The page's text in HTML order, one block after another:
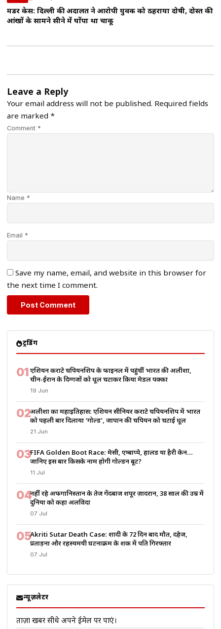
मर्डर केस: दिल्ली की अदालत ने आरोपी युवक को ठहराया दोषी, दोस्त की
आंखों के सामने सीने में घोंपा था चाकू
Leave a Reply
Your email address will not be published. Required fields
are marked *
Comment *
Name *
Email *
Save my name, email, and website in this browser for
the next time I comment.
ट्रेंडिंग
01एशियन कराटे चैंपियनशिप के फाइनल में पहुंचीं भारत की अलीशा,
चीन-ईरान के दिग्गजों को धूल चटाकर किया मेडल पक्का
19 Jun
02अलीशा का महाइतिहास: एशियन सीनियर कराटे चैंपियनशिप में भारत
को पहली बार दिलाया ‘गोल्ड’, जापान की चैंपियन को चटाई धूल
21 Jun
03FIFA Golden Boot Race: मेसी, एम्बाप्पे, हालैंड या हैरी केन…
जानिए इस बार किसके नाम होगी गोल्डन बूट?
11 Jul
04नहीं रहे अफगानिस्तान के तेज गेंदबाज शपूर ज़ादरान, 38 साल की उम्र में
दुनिया को कहा अलविदा
07 Jul
05Akriti Sutar Death Case: शादी के 72 दिन बाद मौत, दहेज,
प्रताड़ना और रहस्यमयी घटनाक्रम के शक में पति गिरफ्तार
07 Jul
न्यूज़लेटर
ताज़ा खबरें सीधे अपने ईमेल पर पाएं।